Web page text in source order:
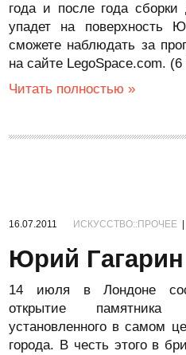
года и после года
упадет на поверхность
сможете наблюдать за
на сайте LegoSpace.com.
Читать полностью »
16.07.2011 ИСКУССТВО::ПРОЧЕЕ
Юрий
14 июля в Лондоне
открытие памятника
установленного в самом
города. В честь этого в